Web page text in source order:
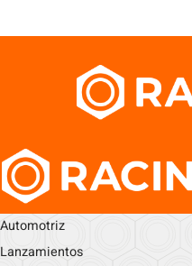
Automotriz
Lanzamientos